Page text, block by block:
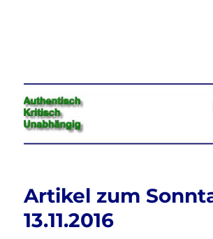
Jeder hat das Recht,
Meinung in Wort,
frei zu äußern und zu
Artikel zum
13.11.2016